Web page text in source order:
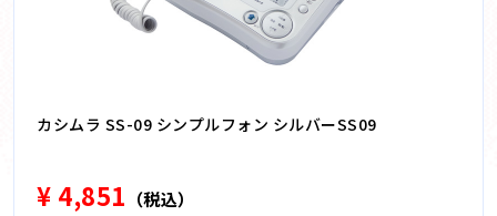
カシムラ SS-09 シンプルフォン シルバーSS09
¥ 4,851 （税込）